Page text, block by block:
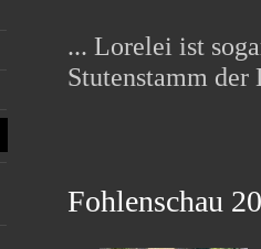
... Lorelei ist
Stutenstamm der
Fohlenschau